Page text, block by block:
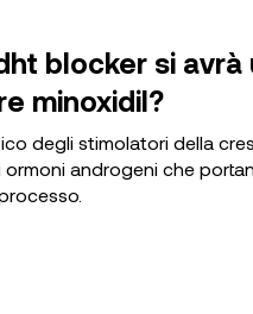
blocker si
minoxidil?
degli stimolatori della
androgeni che